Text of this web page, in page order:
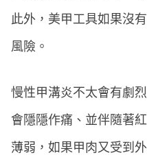
此外，美甲工具如果沒
風險。
慢性甲溝炎不太會有劇
會隱隱作痛、並伴隨著
薄弱，如果甲肉又受到